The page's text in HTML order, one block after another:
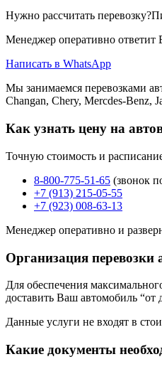
Нужно рассчитать
Менеджер оперативно ответит
Написать в WhatsApp
Мы занимаемся перевозками
Changan, Chery, Mercdes-Benz,
Как узнать цену на
Точную стоимость и
8-800-775-51-65 (звонок
+7 (913) 215-05-55
+7 (923) 008-63-13
Менеджер оперативно и
Организация
Для обеспечения
доставить Ваш автомобиль “от
Данные услуги не входят в
Какие документы